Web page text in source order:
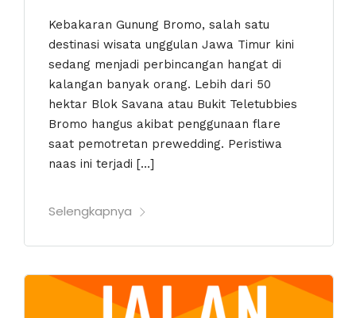
Kebakaran Gunung Bromo, salah satu
destinasi wisata unggulan Jawa Timur kini
sedang menjadi perbincangan hangat di
kalangan banyak orang. Lebih dari 50
hektar Blok Savana atau Bukit Teletubbies
Bromo hangus akibat penggunaan flare
saat pemotretan prewedding. Peristiwa
naas ini terjadi […]
Selengkapnya